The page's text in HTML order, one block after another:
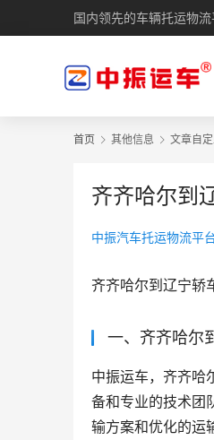
国内领先的车辆托运物
首页 其他信息 文章自
齐齐哈尔到
中振汽车托运物流平
齐齐哈尔到辽宁轿
一、齐齐哈尔
中振运车，齐齐哈
备和专业的技术团
输方案和优化的运